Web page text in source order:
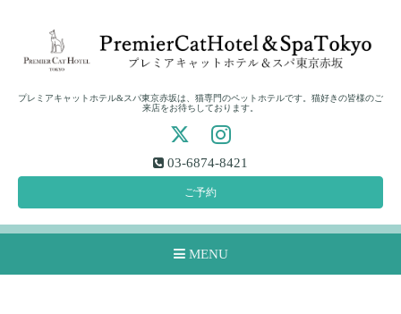
プレミアキャットホテル&スパ東京赤坂は、猫専門のペットホテルです。猫好きの皆様のご
来店をお待ちしております。
03-6874-8421
ご予約
MENU